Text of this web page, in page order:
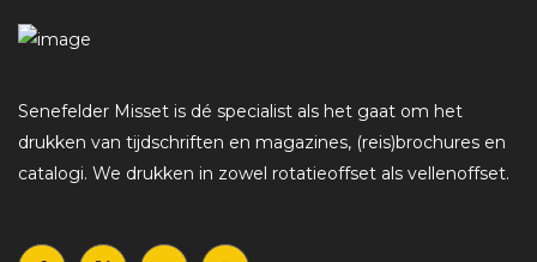
Senefelder Misset is dé specialist als het gaat om het
drukken van tijdschriften en magazines, (reis)brochures en
catalogi. We drukken in zowel rotatieoffset als vellenoffset.